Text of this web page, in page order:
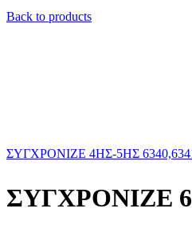
Back to products
ΣΥΓΧΡΟΝΙΖΕ 4ΗΣ-5ΗΣ
ΣΥΓΧΡΟΝΙΖΕ